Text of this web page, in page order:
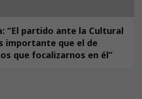
“El partido ante la Cultural
importante que el de
que focalizarnos en él”